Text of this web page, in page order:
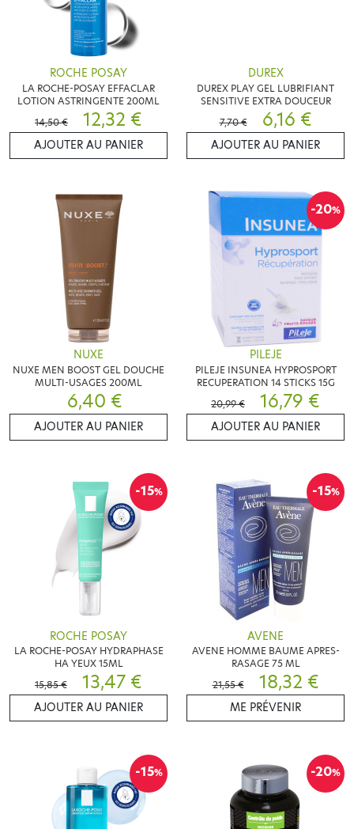
ROCHE POSAY
LA ROCHE-POSAY EFFACLAR
LOTION ASTRINGENTE 200ML
14,50 €
12,32 €
AJOUTER AU PANIER
DUREX
DUREX PLAY GEL LUBRIFIANT
SENSITIVE EXTRA DOUCEUR
7,70 €
6,16 €
AJOUTER AU PANIER
NUXE
NUXE MEN BOOST GEL DOUCHE
MULTI-USAGES 200ML
6,40 €
AJOUTER AU PANIER
-20%
PILEJE
PILEJE INSUNEA HYPROSPORT
RECUPERATION 14 STICKS 15G
20,99 €
16,79 €
AJOUTER AU PANIER
-15%
ROCHE POSAY
LA ROCHE-POSAY HYDRAPHASE
HA YEUX 15ML
15,85 €
13,47 €
AJOUTER AU PANIER
-15%
AVENE
AVENE HOMME BAUME APRES-
RASAGE 75 ML
21,55 €
18,32 €
ME PRÉVENIR
-15% -20%